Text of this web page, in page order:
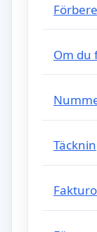
Om du